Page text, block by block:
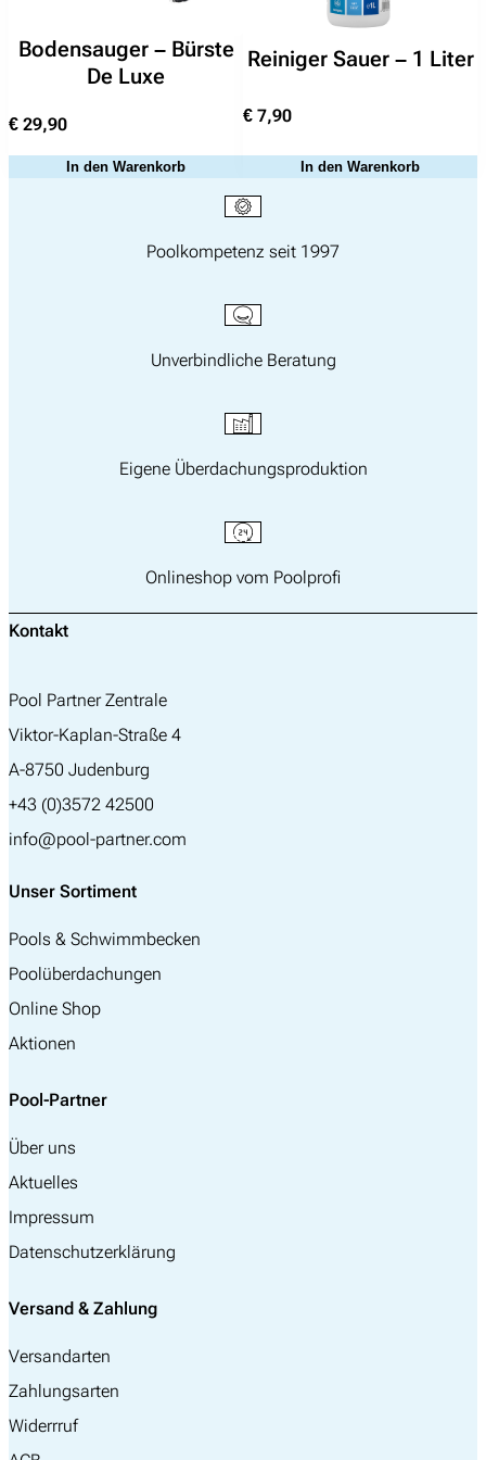
Bodensauger – Bürste
De Luxe
€ 29,90
In den Warenkorb
Reiniger Sauer – 1 Liter
€ 7,90
In den Warenkorb
Poolkompetenz seit 1997
Unverbindliche Beratung
Eigene Überdachungsproduktion
Onlineshop vom Poolprofi
Kontakt
Pool Partner Zentrale
Viktor-Kaplan-Straße 4
A-8750 Judenburg
+43 (0)3572 42500
info@pool-partner.com
Unser Sortiment
Pools & Schwimmbecken
Poolüberdachungen
Online Shop
Aktionen
Pool-Partner
Über uns
Aktuelles
Impressum
Datenschutzerklärung
Versand & Zahlung
Versandarten
Zahlungsarten
Widerrruf